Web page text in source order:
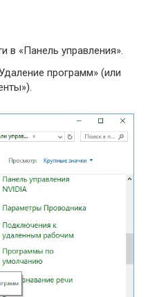
в «Панель управления».
программ» (или